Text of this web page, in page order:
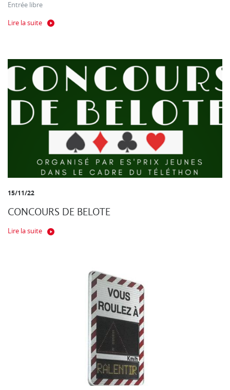
Entrée libre
Lire la suite
15/11/22
CONCOURS DE BELOTE
Lire la suite